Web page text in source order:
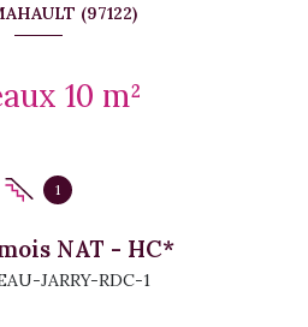
(97122)
Bureaux 10 m²
1
NAT - HC*
JARRY-RDC-1